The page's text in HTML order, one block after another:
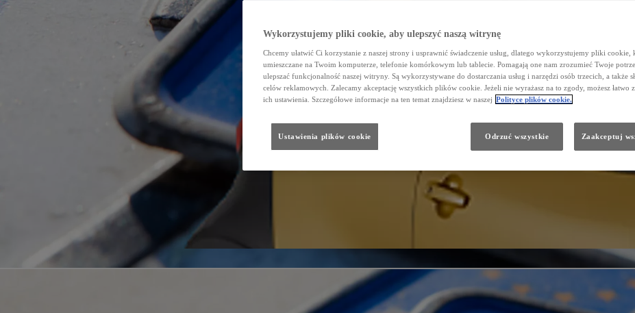
Wykorzystujemy pliki cookie, aby ulepszyć naszą witrynę
Chcemy ułatwić Ci korzystanie z naszej strony i usprawnić świadczenie usług, dlatego wykorzystujemy pliki cookie,
umieszczane na Twoim komputerze, telefonie komórkowym lub tablecie. Pomagają one nam zrozumieć Twoje
ulepszać funkcjonalność naszej witryny. Są wykorzystywane do dostarczania usług i narzędzi osób trzecich, a także
celów reklamowych. Zalecamy akceptację wszystkich plików cookie. Jeżeli nie wyrażasz na to zgody, możesz łatwo
ich ustawienia. Szczegółowe informacje na ten temat znajdziesz w naszej Polityce plików cookie.
Odrzuć wszystkie Zaakceptuj
Ustawienia plików cookie